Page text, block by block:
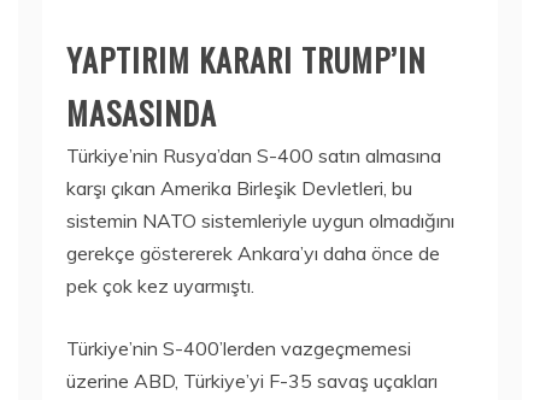
YAPTIRIM KARARI TRUMP’IN
MASASINDA
Türkiye’nin Rusya’dan S-400 satın almasına
karşı çıkan Amerika Birleşik Devletleri, bu
sistemin NATO sistemleriyle uygun olmadığını
gerekçe göstererek Ankara’yı daha önce de
pek çok kez uyarmıştı.
Türkiye’nin S-400’lerden vazgeçmemesi
üzerine ABD, Türkiye’yi F-35 savaş uçakları